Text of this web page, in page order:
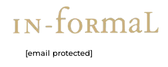
[email protected]